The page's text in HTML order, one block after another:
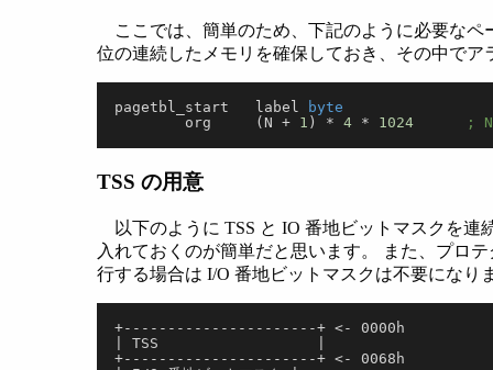
ここでは、簡単のため、下記のように必要な
位の連続したメモリを確保しておき、その中で
pagetbl_start	label
byte
	org	(N +
1 ) * 4 * 1024
;
TSS の用意
以下のように TSS と IO 番地ビットマスクを連
入れておくのが簡単だと思います。 また、プロ
行する場合は I/O 番地ビットマスクは不要になり
+----------------------+ <- 0000h
| TSS                  |
+----------------------+ <- 0068h